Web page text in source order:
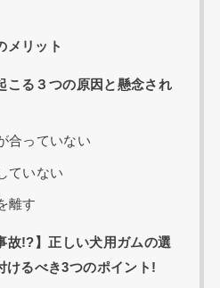
メリット
こる３つの原因と懸念され
合っていない
ていない
離す
故!?】正しい犬用ガムの選
けるべき3つのポイント!